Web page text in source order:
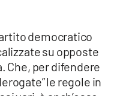
democratico
su opposte
Che, per difendere
le regole in